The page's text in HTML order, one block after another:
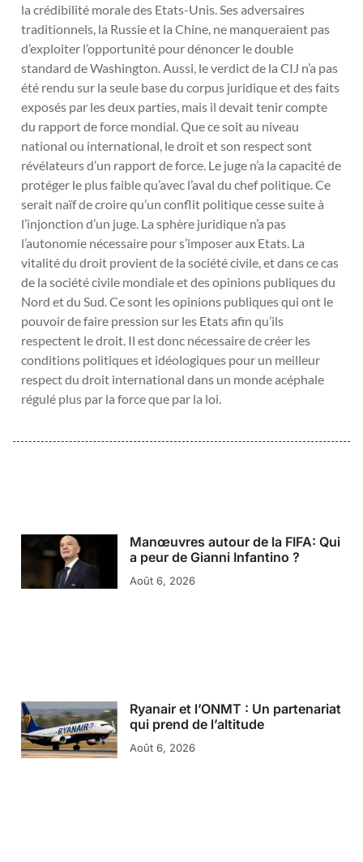
la crédibilité morale des Etats-Unis. Ses adversaires
traditionnels, la Russie et la Chine, ne manqueraient pas
d’exploiter l’opportunité pour dénoncer le double
standard de Washington. Aussi, le verdict de la CIJ n’a pas
été rendu sur la seule base du corpus juridique et des faits
exposés par les deux parties, mais il devait tenir compte
du rapport de force mondial. Que ce soit au niveau
national ou international, le droit et son respect sont
révélateurs d’un rapport de force. Le juge n’a la capacité de
protéger le plus faible qu’avec l’aval du chef politique. Ce
serait naïf de croire qu’un conflit politique cesse suite à
l’injonction d’un juge. La sphère juridique n’a pas
l’autonomie nécessaire pour s’imposer aux Etats. La
vitalité du droit provient de la société civile, et dans ce cas
de la société civile mondiale et des opinions publiques du
Nord et du Sud. Ce sont les opinions publiques qui ont le
pouvoir de faire pression sur les Etats afin qu’ils
respectent le droit. Il est donc nécessaire de créer les
conditions politiques et idéologiques pour un meilleur
respect du droit international dans un monde acéphale
régulé plus par la force que par la loi.
Manœuvres autour de la FIFA: Qui
a peur de Gianni Infantino ?
Août 6, 2026
Ryanair et l’ONMT : Un partenariat
qui prend de l’altitude
Août 6, 2026